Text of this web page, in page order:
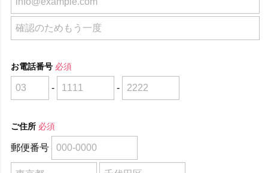
お電話番号 必須
- -
ご住所 必須
郵便番号